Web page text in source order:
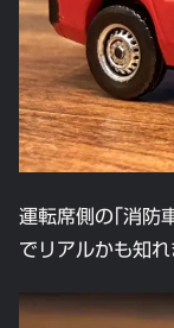
運転席側の｢消防
でリアルかも知れ